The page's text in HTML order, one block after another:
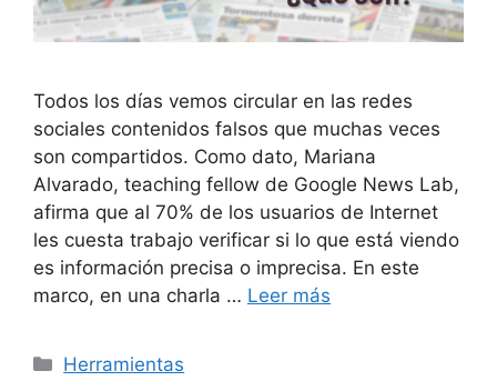
Todos los días vemos circular en las redes
sociales contenidos falsos que muchas veces
son compartidos. Como dato, Mariana
Alvarado, teaching fellow de Google News Lab,
afirma que al 70% de los usuarios de Internet
les cuesta trabajo verificar si lo que está viendo
es información precisa o imprecisa. En este
marco, en una charla … Leer más
Categorías
Herramientas